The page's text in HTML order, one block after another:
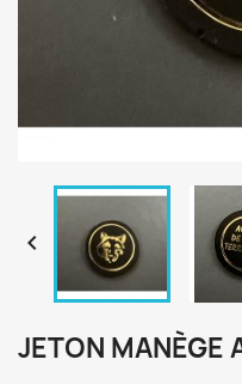

JETON MANÈGE